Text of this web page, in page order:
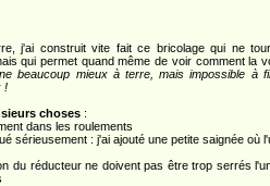
j'ai construit vite fait ce bricolage qui ne
qui permet quand même de voir comment la
beaucoup mieux à terre, mais impossible à
!
choses :
dans les roulements
sérieusement : j'ai ajouté une petite saignée où
du réducteur ne doivent pas être trop serrés